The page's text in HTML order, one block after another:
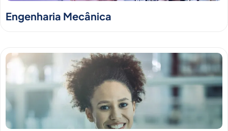
Engenharia Mecânica